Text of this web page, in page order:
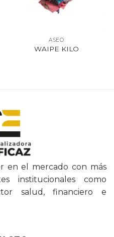
ASEO
WAIPE KILO
en el mercado con más
institucionales como
salud, financiero e